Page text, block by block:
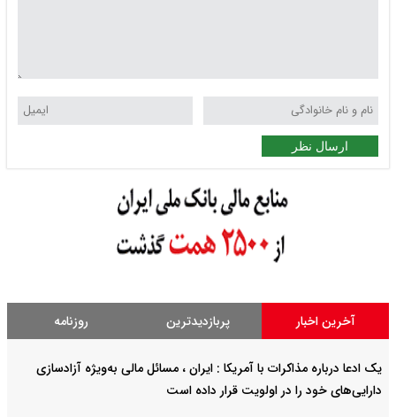
ارسال نظر
آخرین اخبار پربازدیدترین روزنامه
یک ادعا درباره مذاکرات با آمریکا : ایران ، مسائل مالی به‌ویژه آزادسازی
دارایی‌های خود را در اولویت قرار داده است